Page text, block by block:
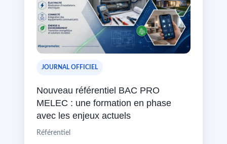
JOURNAL OFFICIEL
Nouveau référentiel BAC PRO
MELEC : une formation en phase
avec les enjeux actuels
Référentiel